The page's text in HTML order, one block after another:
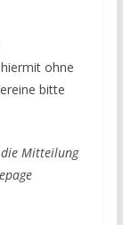
ohne
bitte
die Mitteilung